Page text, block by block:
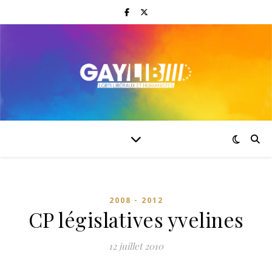
2008 - 2012
CP législatives yvelines
12 juillet 2010